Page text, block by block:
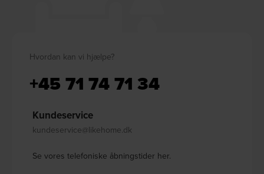
Hvordan kan vi hjælpe?
+45 71 74 71 34
Kundeservice
kundeservice@likehome.dk
Se vores telefoniske åbningstider her.